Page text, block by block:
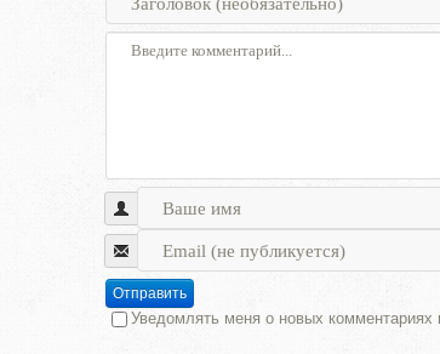
Отправить
Уведомлять меня о новых комментариях